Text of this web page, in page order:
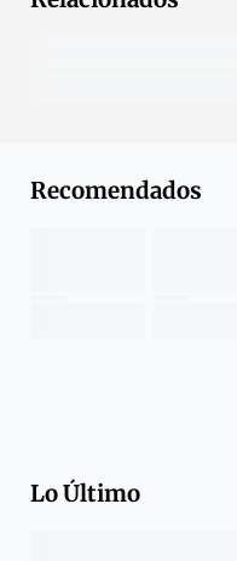
Recomendados
Lo Último